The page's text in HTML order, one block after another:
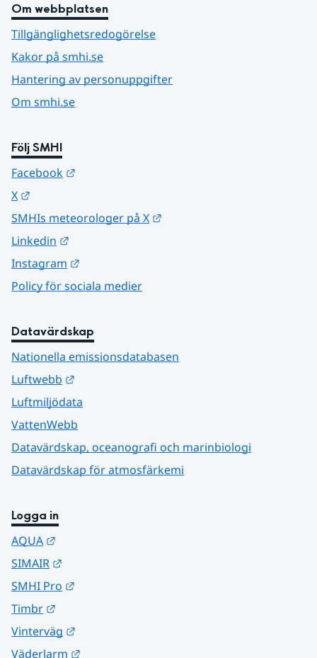
Om webbplatsen
Tillgänglighetsredogörelse
Kakor på smhi.se
Hantering av personuppgifter
Om smhi.se
Följ SMHI
Facebook
X
SMHIs meteorologer på X
Linkedin
Instagram
Policy för sociala medier
Datavärdskap
Nationella emissionsdatabasen
Luftwebb
Luftmiljödata
VattenWebb
Datavärdskap, oceanografi och marinbiologi
Datavärdskap för atmosfärkemi
Logga in
AQUA
SIMAIR
SMHI Pro
Timbr
Vinterväg
Väderlarm